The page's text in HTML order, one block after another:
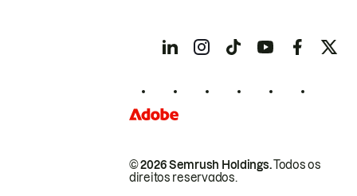
© 2026 Semrush Holdings.Todos os
direitos reservados.